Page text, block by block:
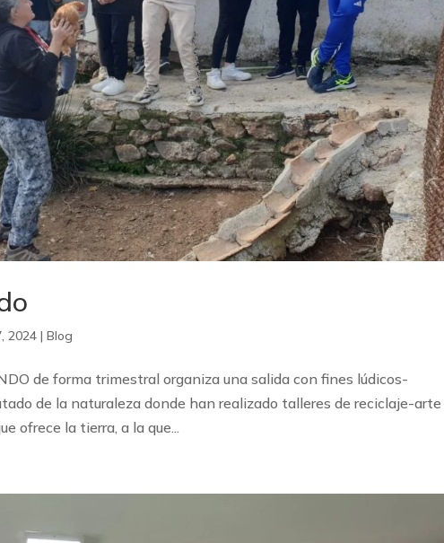
2024 |Blog
de forma trimestral organiza una salida con fines lúdicos-
de la naturaleza donde han realizado talleres de reciclaje-
ofrece la tierra, a la que...